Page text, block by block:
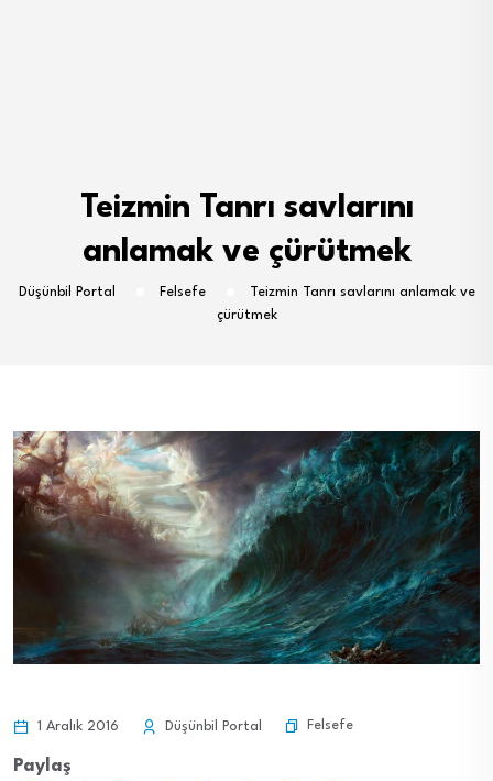
Teizmin Tanrı savlarını
anlamak ve çürütmek
Düşünbil Portal Felsefe
Teizmin Tanrı savlarını anlamak ve
çürütmek
1 Aralık 2016 Düşünbil Portal Felsefe
Paylaş